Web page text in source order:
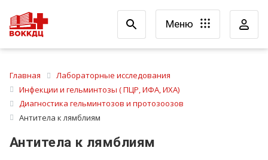
Меню
Главная
Лабораторные исследования
Инфекции и гельминтозы ( ПЦР, ИФА, ИХА)
Диагностика гельминтозов и протозоозов
Антитела к лямблиям
Антитела к лямблиям